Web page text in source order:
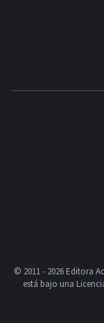
© 2011 - 2026 Editora
está bajo una